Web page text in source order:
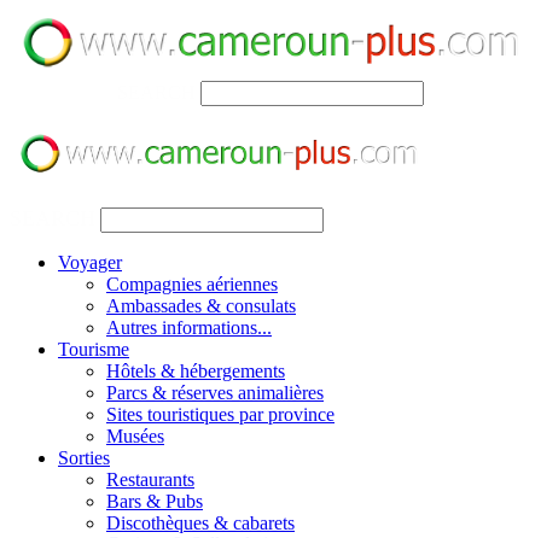
Voyager
Compagnies aériennes
Ambassades & consulats
Autres informations...
Tourisme
Hôtels & hébergements
Parcs & réserves animalières
Sites touristiques par province
Musées
Sorties
Restaurants
Bars & Pubs
Discothèques & cabarets